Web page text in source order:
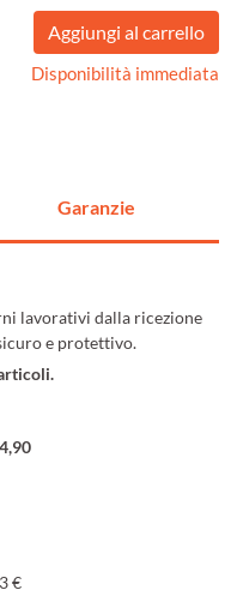
Disponibilità immediata
Garanzie
lavorativi dalla ricezione
e protettivo.
€